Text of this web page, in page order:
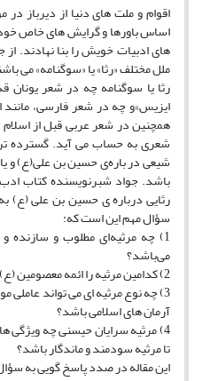
اقوام و ملت های دنیا از دیرباز
اساس باورها و گرایش های خاص
های ادبیات خویش را بنا نهادند.
ملل مختلف «رثا» یا «سوگنامه» می
رثا یا سوگنامه چه در شعر یونان
ایزیس»و چه در شعر فارسی،
همچنین در شعر عربی قبل از
شعری به حساب می آید. گسترده
شیعی در باره‌ی حسین بن علی(ع) و
باشد. جواد شبرنویسنده کتاب
رثایی درباره ی حسین بن علی
سؤال مهم این است که:
1) چه مرثیه‌ای مطلوب و
می‌باشد؟
2) کدامین مرثیه را ائمه معصومین (ع) به آن توصیه می‌کردند؟
3) چه نوع مرثیه ای می تواند
آرمان های اسلامی باشد؟
4) مرثیه سرایان حیسنی چه ویژگی
تا مرثیه سودمند و ماندگار باشد؟
این مقاله در صدد پاسخ گویی به